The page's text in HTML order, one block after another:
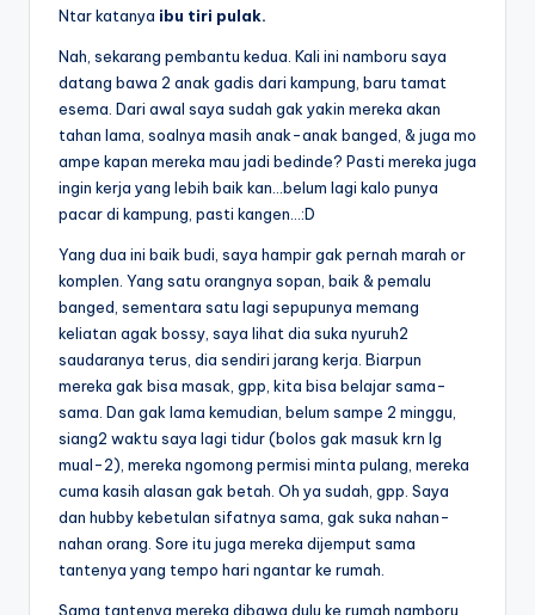
Ntar katanya ibu tiri pulak.
Nah, sekarang pembantu kedua. Kali ini namboru saya
datang bawa 2 anak gadis dari kampung, baru tamat
esema. Dari awal saya sudah gak yakin mereka akan
tahan lama, soalnya masih anak-anak banged, & juga mo
ampe kapan mereka mau jadi bedinde? Pasti mereka juga
ingin kerja yang lebih baik kan…belum lagi kalo punya
pacar di kampung, pasti kangen…:D
Yang dua ini baik budi, saya hampir gak pernah marah or
komplen. Yang satu orangnya sopan, baik & pemalu
banged, sementara satu lagi sepupunya memang
keliatan agak bossy, saya lihat dia suka nyuruh2
saudaranya terus, dia sendiri jarang kerja. Biarpun
mereka gak bisa masak, gpp, kita bisa belajar sama-
sama. Dan gak lama kemudian, belum sampe 2 minggu,
siang2 waktu saya lagi tidur (bolos gak masuk krn lg
mual-2), mereka ngomong permisi minta pulang, mereka
cuma kasih alasan gak betah. Oh ya sudah, gpp. Saya
dan hubby kebetulan sifatnya sama, gak suka nahan-
nahan orang. Sore itu juga mereka dijemput sama
tantenya yang tempo hari ngantar ke rumah.
Sama tantenya mereka dibawa dulu ke rumah namboru